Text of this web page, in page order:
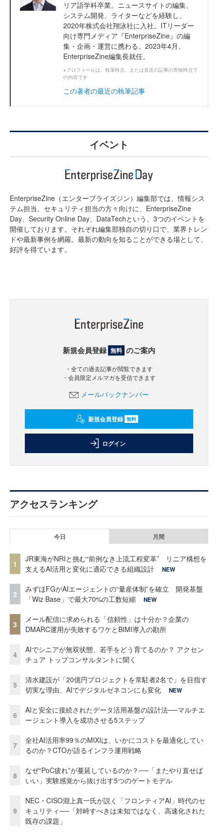
リア語学科卒業。ニュースサイトの編集、
システム開発、ライターなどを経験し、
2020年株式会社翔泳社に入社。ITリーダー
向け専門メディア『EnterpriseZine』の編
集・企画・運営に携わる。2023年4月、
EnterpriseZine編集長就任。
※プロフィールは、執筆時点、または直近の記事の寄稿時点で
の内容です
この著者の最近の執筆記事
イベント
EnterpriseZine（エンタープライズジン）編集部では、情報シス
テム担当、セキュリティ担当の方々向けに、EnterpriseZine
Day、Security Online Day、DataTechという、3つのイベントを
開催しております。それぞれ編集部独自の切り口で、業界トレン
ドや最新事例を網羅。最新の動向を知ることができる場として、
好評を得ています。
新規会員登録 無料 のご案内
・全ての過去記事が閲覧できます
・会員限定メルマガを受信できます
メールバックナンバー
新規会員登録 無料
ログイン
アクセスランキング
今日 月間
1
JR東海がNRIと挑む“前例なき上流工程変革” リニア構想を
支えるAI活用と変化に適応できる組織設計
NEW
2
みずほFGがAIエージェントの“量産体制”を確立 開発基盤
「Wiz Base」で最大70%の工数短縮
NEW
3
メール配信に求められる「信頼性」は十分か？企業の
DMARC運用が失敗するワケとBIMI導入の勘所
4
AIでシニアが無双状態、若手をどう育てるのか？ アクセン
チュア トップコンサルタントに聞く
5
清水建設が「20億円プロジェクトを常駐者2名で」を目指す
切実な理由、AIでデジタルゼネコンにも変化
NEW
6
AIと安全に接続されたデータ活用基盤の設計法──マルチエ
ージェント導入を成功させる5ステップ
7
全社AI活用率99％のMIXIは、いかにコストを最適化してい
るのか？CTOが語るインフラ運用戦略
8
なぜ“PoC疲れ”が蔓延しているのか？──「またやり直せば
いい」実験感覚から抜け出す5つのゲートモデル
9
NEC・CISO淵上真一氏が説く「フロンティアAI」時代のセ
キュリティ──「対峙すべきは未知ではなく、高速化された
既存の課題」